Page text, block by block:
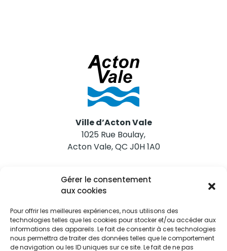
Gérer le consentement
aux cookies
Pour offrir les meilleures expériences, nous utilisons des
technologies telles que les cookies pour stocker et/ou accéder aux
informations des appareils. Le fait de consentir à ces technologies
nous permettra de traiter des données telles que le comportement
de navigation ou les ID uniques sur ce site. Le fait de ne pas
Ville d’Acton Vale
1025 Rue Boulay,
Acton Vale, QC J0H 1A0
Nous joindre
Tél. 450 546-2703